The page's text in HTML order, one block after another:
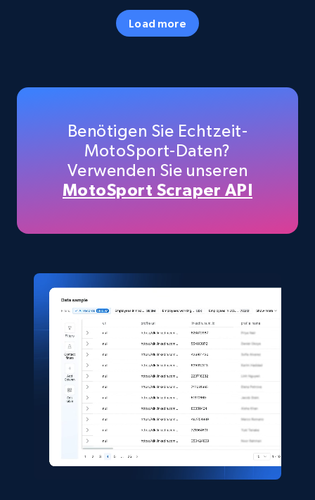
Specifications, Image urls, Top reviews, and
TikTok Shop
URL, Title, Available, Description, Currency, Initial
5.4K+
Shein- Products
Product name, Description, Initial price, Final
price, Currency, In stock, Color, Size, and more.
eCommerce
Load more
Benötigen Sie Echtzeit-
MotoSport-Daten?
Verwenden Sie unseren
MotoSport Scraper API